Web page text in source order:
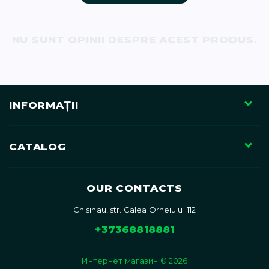
INFORMAŢII
CATALOG
OUR CONTACTS
Chisinau, str. Calea Orheiului 112
+37368818881
Интернет магазин © 2026